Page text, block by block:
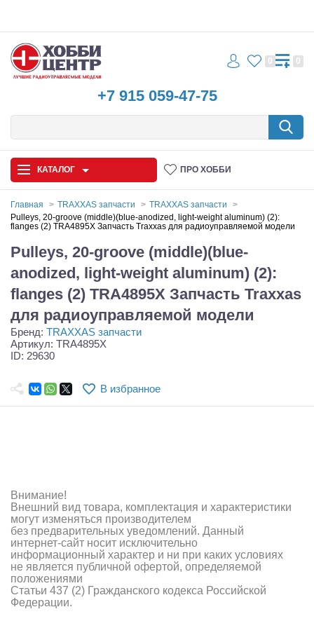
+7 915 059-47-75
0 0
КАТАЛОГ ПРО ХОББИ
Автомодели
Запчасти и аксессуары
Игрушки
Самолеты
Квадрокоптеры
Конструкторы
Зарядные устройства и блоки питания
Двигатели
Технические жидкости
Инструмент,измерительные приборы,расходники
Главная TRAXXAS запчасти
TRAXXAS запчасти
Pulleys, 20-groove (middle)(blue-anodized, light-weight aluminum) (2):
flanges (2) TRA4895X Запчасть Traxxas для радиоуправляемой модели
Pulleys, 20-groove (middle)(blue-
anodized, light-weight aluminum) (2):
flanges (2) TRA4895X Запчасть Traxxas
для радиоуправляемой модели
Бренд: TRAXXAS запчасти
Артикул: TRA4895X
ID: 29630
В избранное
Внимание!
Внешний вид товара, комплектация и характеристики
могут изменяться производителем
без предварительных уведомлений. Данный
интернет-сайт носит исключительно
информационный характер и ни при каких условиях
не является публичной офертой, определяемой
положениями
Статьи 437 (2) Гражданского кодекса Российской
Федерации.